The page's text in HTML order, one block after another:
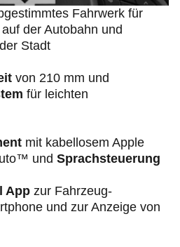
Fahrwerk für
auf der Autobahn und
Stadt
von 210 mm und
für leichten
mit kabellosem Apple
und Sprachsteuerung
App zur Fahrzeug­
und zur Anzeige von